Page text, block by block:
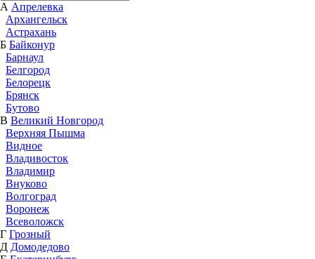
А Апрелевка
Архангельск
Астрахань
Б Байконур
Барнаул
Белгород
Белорецк
Брянск
Бутово
В Великий Новгород
Верхняя Пышма
Видное
Владивосток
Владимир
Внуково
Волгоград
Воронеж
Всеволожск
Г Грозный
Д Домодедово